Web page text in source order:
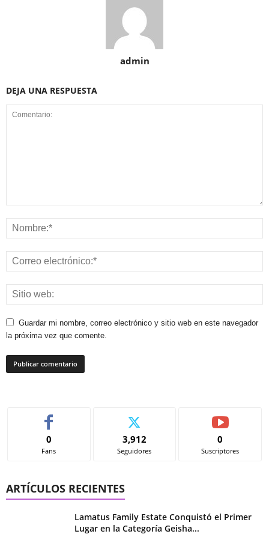
admin
DEJA UNA RESPUESTA
Guardar mi nombre, correo electrónico y sitio web en este navegador
la próxima vez que comente.
0
Fans
3,912
Seguidores
0
Suscriptores
ARTÍCULOS RECIENTES
Lamatus Family Estate Conquistó el Primer
Lugar en la Categoría Geisha...